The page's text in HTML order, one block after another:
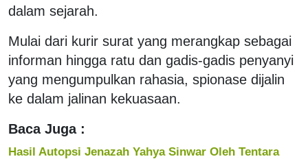
dalam sejarah.
Mulai dari kurir surat yang merangkap sebagai
informan hingga ratu dan gadis-gadis penyanyi
yang mengumpulkan rahasia, spionase dijalin
ke dalam jalinan kekuasaan.
Baca Juga :
Hasil Autopsi Jenazah Yahya Sinwar Oleh Tentara